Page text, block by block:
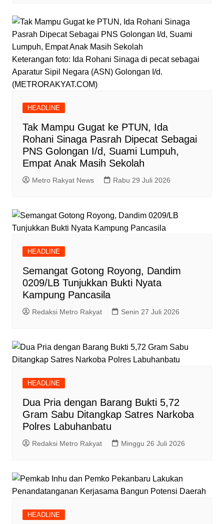
Keterangan foto: Ida Rohani Sinaga di pecat sebagai
Aparatur Sipil Negara (ASN) Golongan I/d.
(METRORAKYAT.COM)
HEADLINE
Tak Mampu Gugat ke PTUN, Ida
Rohani Sinaga Pasrah Dipecat Sebagai
PNS Golongan I/d, Suami Lumpuh,
Empat Anak Masih Sekolah
Metro Rakyat News Rabu 29 Juli 2026
HEADLINE
Semangat Gotong Royong, Dandim
0209/LB Tunjukkan Bukti Nyata
Kampung Pancasila
Redaksi Metro Rakyat Senin 27 Juli 2026
HEADLINE
Dua Pria dengan Barang Bukti 5,72
Gram Sabu Ditangkap Satres Narkoba
Polres Labuhanbatu
Redaksi Metro Rakyat Minggu 26 Juli 2026
HEADLINE